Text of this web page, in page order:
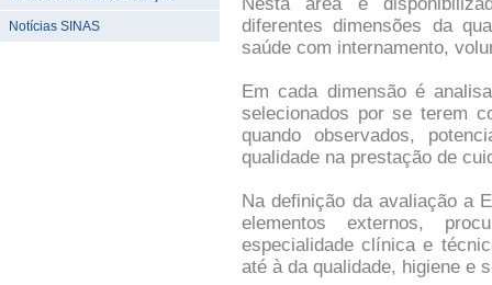
Notícias SINAS
diferentes dimensões da
saúde com internamento,
Em cada dimensão é
selecionados por se terem
quando observados,
qualidade na prestação de
Na definição da avaliação a
elementos externos,
especialidade clínica e
até à da qualidade, higiene e